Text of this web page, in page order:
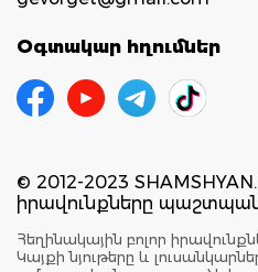
Օգտակար հղումներ
© 2012-2023
իրավունքները
Հեղինակային բոլոր
Կայքի նյութերը և